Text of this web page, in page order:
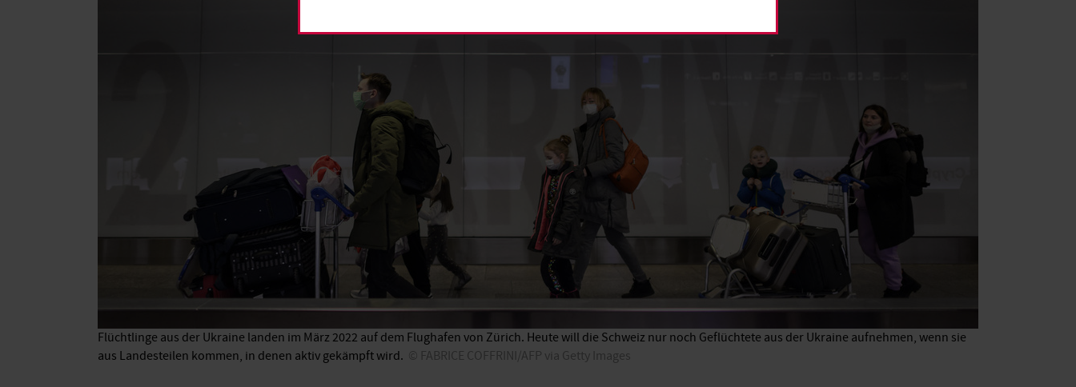
Flüchtlinge aus der Ukraine landen im März 2022 auf dem Flughafen von Zürich. Heute will die Schweiz nur noch Geflüchtete aus der Ukraine aufnehmen, wenn sie
aus Landesteilen kommen, in denen aktiv gekämpft wird.
FABRICE COFFRINI/AFP via Getty Images